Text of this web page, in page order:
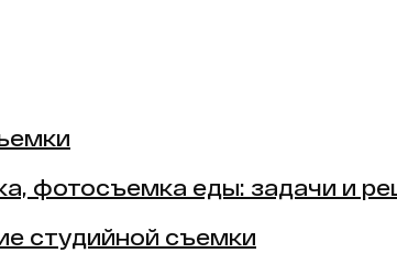
фотосъемка еды: задачи и
студийной съемки